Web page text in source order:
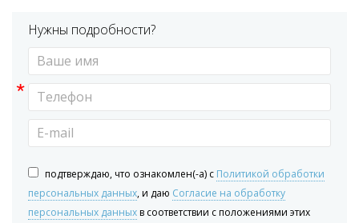
Нужны подробности?
*
подтверждаю, что ознакомлен(-а) с Политикой обработки
персональных данных, и даю Согласие на обработку
персональных данныхв соответствии с положениями этих